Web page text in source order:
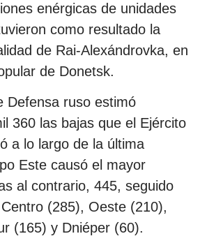
enérgicas de unidades
como resultado la
de Rai-Alexándrovka, en
de Donetsk.
Defensa ruso estimó
360 las bajas que el Ejército
a lo largo de la última
Este causó el mayor
al contrario, 445, seguido
(285), Oeste (210),
(165) y Dniéper (60).